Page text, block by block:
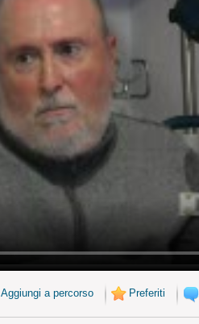
Aggiungi a percorso Preferiti